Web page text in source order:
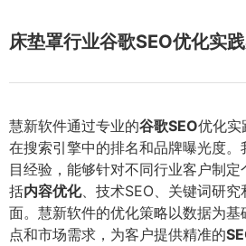
床垫罩行业谷歌SEO优化实
慧新软件通过专业的谷歌SEO优化实
在搜索引擎中的排名和品牌曝光度。
目经验，能够针对不同行业客户制
括内容优化、技术SEO、关键词研
面。慧新软件的优化策略以数据为
点和市场需求，为客户提供精准的